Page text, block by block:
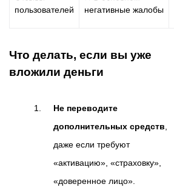
пользователей
негативные жалобы
Что делать, если вы уже
вложили деньги
Не переводите
дополнительных средств
даже если требуют
«активацию», «страховку»,
«доверенное лицо».